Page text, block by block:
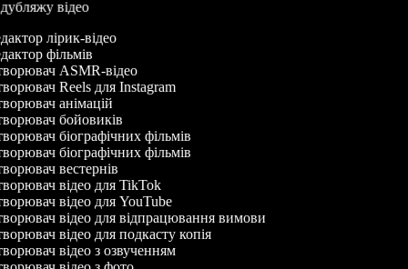
дубляжу відео
лірик-відео
фільмів
ASMR-відео
Reels для Instagram
анімацій
бойовиків
біографічних фільмів
біографічних фільмів
вестернів
відео для TikTok
відео для YouTube
відео для відпрацювання вимови
відео для подкасту копія
відео з озвученням